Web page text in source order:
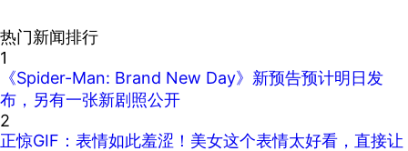
热门新闻排行
1
《Spider-Man: Brand New Day》新预告预计明日发
布，另有一张新剧照公开
2
正惊GIF：表情如此羞涩！美女这个表情太好看，直接让